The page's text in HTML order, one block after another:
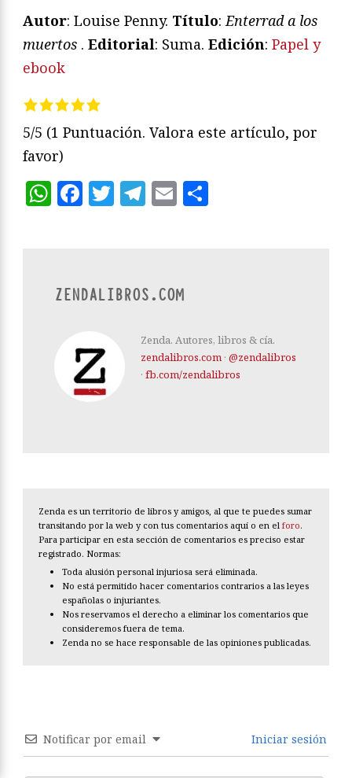
Autor: Louise Penny. Título:Enterrad a los
muertos . Editorial: Suma. Edición: Papel y
ebook
5/5 (1 Puntuación. Valora este artículo, por
favor)
WhatsApp
Facebook
Twitter
Telegram
Email
ZENDALIBROS.COM
Zenda. Autores, libros & cía.
zendalibros.com · @zendalibros
· fb.com/zendalibros
Zenda es un territorio de libros y amigos, al que te puedes sumar
transitando por la web y con tus comentarios aquí o en el foro.
Para participar en esta sección de comentarios es preciso estar
registrado. Normas:
Toda alusión personal injuriosa será eliminada.
No está permitido hacer comentarios contrarios a las leyes
españolas o injuriantes.
Nos reservamos el derecho a eliminar los comentarios que
consideremos fuera de tema.
Zenda no se hace responsable de las opiniones publicadas.
Notificar por email Iniciar sesión